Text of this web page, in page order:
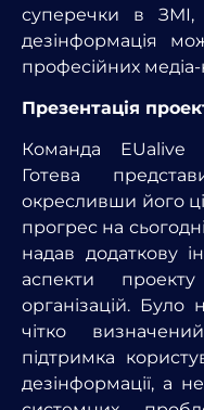
суперечки в
дезінформація
професійних медіа-
Презентація
Команда EUalive
Готева
окресливши його
прогрес на
надав додаткову
аспекти
організацій.
чітко
підтримка
дезінформації, а